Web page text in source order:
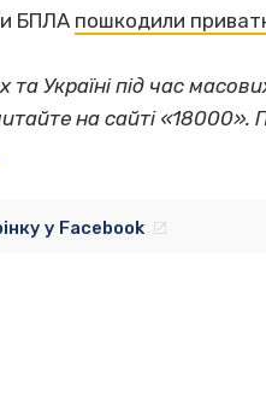
БПЛА пошкодили
та Україні під час
на сайті «18000».
у Facebook